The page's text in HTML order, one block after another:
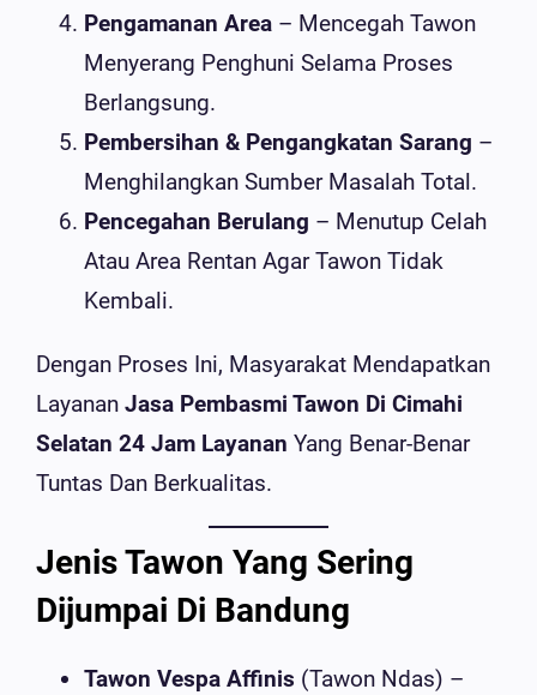
Pengamanan Area – Mencegah Tawon
Menyerang Penghuni Selama Proses
Berlangsung.
Pembersihan & Pengangkatan Sarang –
Menghilangkan Sumber Masalah Total.
Pencegahan Berulang – Menutup Celah
Atau Area Rentan Agar Tawon Tidak
Kembali.
Dengan Proses Ini, Masyarakat Mendapatkan
Layanan Jasa Pembasmi Tawon Di Cimahi
Selatan 24 Jam Layanan Yang Benar-Benar
Tuntas Dan Berkualitas.
Jenis Tawon Yang Sering
Dijumpai Di Bandung
Tawon Vespa Affinis (tawon Ndas) –